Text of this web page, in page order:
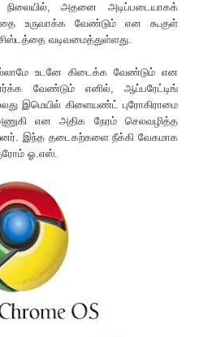
அதனை அடிப்படையாகக்
உருவாக்க வேண்டும் என கூகுள்
சிஸ்டத்தை வடிவமைத்துள்ளது.
உடனே கிடைக்க வேண்டும் என
வேண்டும் எனில், ஆப்பரேட்டிங்
இமெயில் கிளையண்ட் புரோகிராமை
என அதிக நேரம் செலவழித்த
இந்த தடைகற்களை நீக்கி வேகமாக
ஓ.எஸ்.